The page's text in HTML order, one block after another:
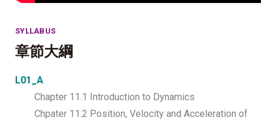
SYLLABUS
章節大綱
L01_A
Chapter 11.1 Introduction to Dynamics
Chpater 11.2 Position, Velocity and Acceleration of